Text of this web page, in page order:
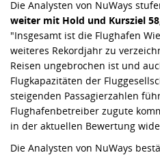
Die Analysten von NuWays
weiter mit Hold und Kursziel
"Insgesamt ist die Flughafen
weiteres Rekordjahr zu
Reisen ungebrochen ist und
Flugkapazitäten der
steigenden Passagierzahlen
Flughafenbetreiber zugute
in der aktuellen Bewertung
Die Analysten von NuWays